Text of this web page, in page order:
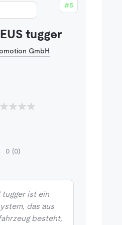
#5
tugger
GmbH
0 (0)
tugger ist ein
das aus
besteht,